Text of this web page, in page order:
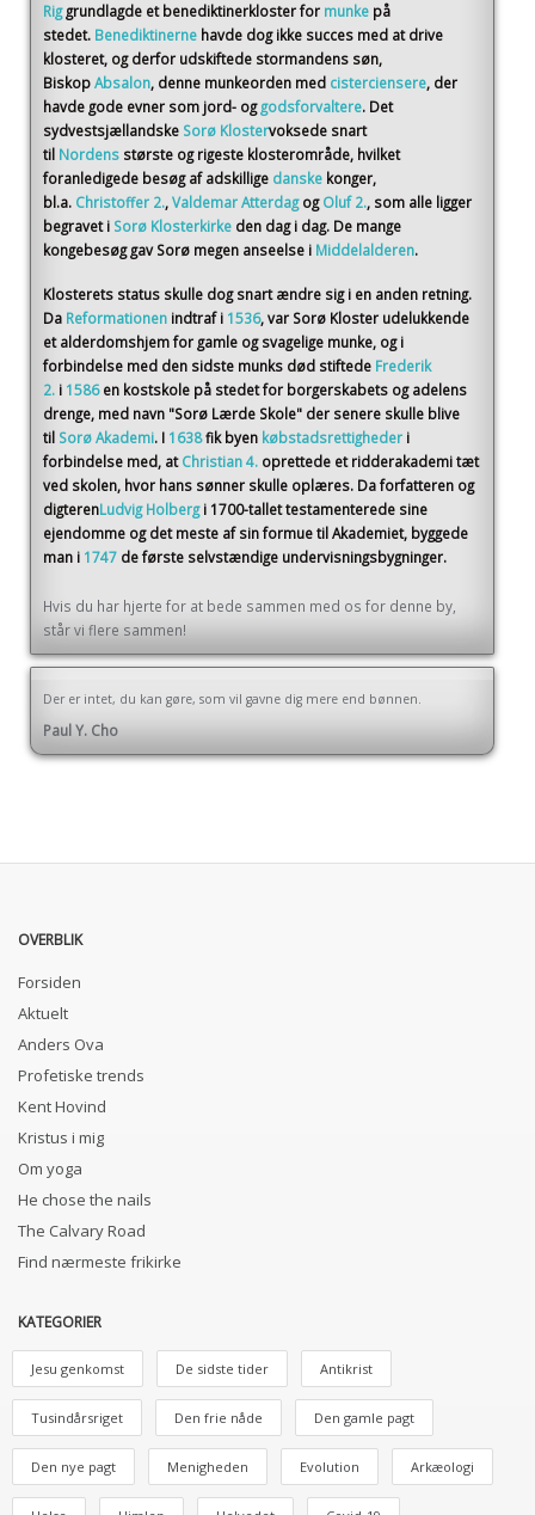
Rig grundlagde et benediktinerkloster for munke på
stedet. Benediktinerne havde dog ikke succes med at drive
klosteret, og derfor udskiftede stormandens søn,
BiskopAbsalon, denne munkeorden med cisterciensere, der
havde gode evner som jord- og godsforvaltere. Det
sydvestsjællandske Sorø Klostervoksede snart
til Nordens største og rigeste klosterområde, hvilket
foranledigede besøg af adskillige danske konger,
bl.a. Christoffer 2.,Valdemar Atterdag og Oluf 2., som alle ligger
begravet i Sorø Klosterkirke den dag i dag. De mange
kongebesøg gav Sorø megen anseelse i Middelalderen.
Klosterets status skulle dog snart ændre sig i en anden retning.
Da Reformationen indtraf i 1536, var Sorø Kloster udelukkende
et alderdomshjem for gamle og svagelige munke, og i
forbindelse med den sidste munks død stiftede Frederik
2. i 1586 en kostskole på stedet for borgerskabets og adelens
drenge, med navn "Sorø Lærde Skole" der senere skulle blive
til Sorø Akademi. I 1638fik byen købstadsrettigheder i
forbindelse med, at Christian 4. oprettede et ridderakademi tæt
ved skolen, hvor hans sønner skulle oplæres. Da forfatteren og
digterenLudvig Holberg i 1700-tallet testamenterede sine
ejendomme og det meste af sin formue til Akademiet, byggede
man i 1747 de første selvstændige undervisningsbygninger.
Hvis du har hjerte for at bede sammen med os for denne by,
står vi flere sammen!
Der er intet, du kan gøre, som vil gavne dig mere end bønnen.
Paul Y. Cho
OVERBLIK
Forsiden
Aktuelt
Anders Ova
Profetiske trends
Kent Hovind
Kristus i mig
Om yoga
He chose the nails
The Calvary Road
Find nærmeste frikirke
KATEGORIER
Jesu genkomst De sidste tider Antikrist
Tusindårsriget Den frie nåde Den gamle pagt
Den nye pagt Menigheden Evolution Arkæologi